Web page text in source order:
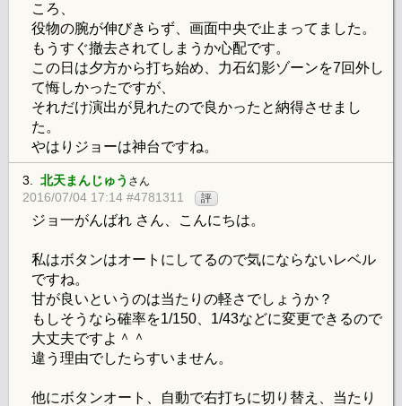
ころ、
役物の腕が伸びきらず、画面中央で止まってました。
もうすぐ撤去されてしまうか心配です。
この日は夕方から打ち始め、力石幻影ゾーンを7回外し
て悔しかったですが、
それだけ演出が見れたので良かったと納得させまし
た。
やはりジョーは神台ですね。
3. 北天まんじゅう さん
2016/07/04 17:14 #4781311 評
ジョ一がんばれ さん、こんにちは。
私はボタンはオートにしてるので気にならないレベル
ですね。
甘が良いというのは当たりの軽さでしょうか？
もしそうなら確率を1/150、1/43などに変更できるので
大丈夫ですよ＾＾
違う理由でしたらすいません。
他にボタンオート、自動で右打ちに切り替え、当たり